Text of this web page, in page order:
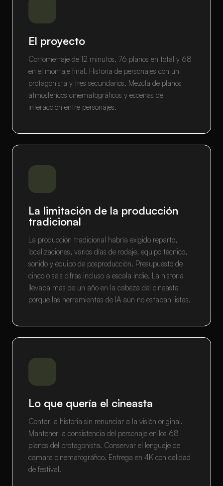
El proyecto
Cortometraje de 12 minutos, 76 planos en total y 68
en el montaje final. Historia de personajes con un
protagonista y tres secundarios. Mezcla de planos
atmosféricos cinematográficos y escenas de
interacción entre personajes.
La limitación de la producción
tradicional
La producción tradicional habría exigido reparto,
localizaciones, varios días de rodaje, equipo técnico,
sonido y equipo de posproducción. Presupuesto de
cinco o seis cifras incluso a escala indie. La historia
llevaba más de un año en la cabeza del cineasta
porque las herramientas de IA aún no estaban listas.
Lo que quería el cineasta
Contar la historia sin renunciar a la visión original.
Mantener la consistencia del personaje en los 68
planos del protagonista. Conservar el lenguaje de
cámara cinematográfico. Entrega en 4K con calidad
de festival.